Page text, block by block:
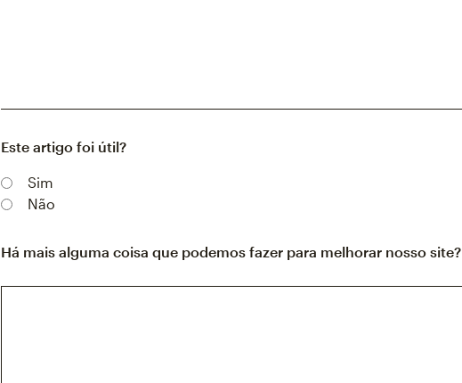
Este artigo foi útil?
Sim
Não
Há mais alguma coisa que podemos fazer para melhorar nosso site?